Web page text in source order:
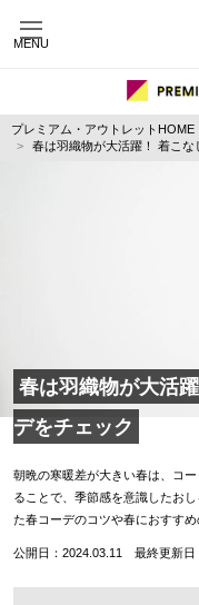
MENU
施設別に記事を探す
運営会社
プレミアム・アウトレットHOME
春は羽織物が大活躍！ 着こ
春は羽織物が大活
デをチェック
朝晩の寒暖差が大きい春は、コ
ることで、季節感を意識したお
た春コーデのコツや春におすす
公開日：2024.03.11 最終更新日